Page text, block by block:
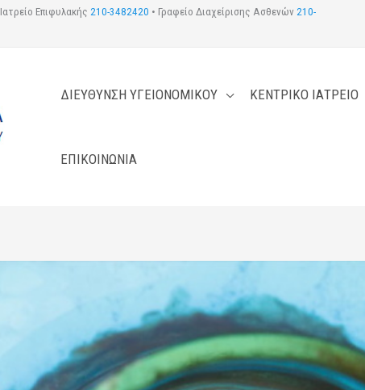
Ιατρείο Επιφυλακής210-3482420 • Γραφείο Διαχείρισης Ασθενών210-
ΔΙΕΥΘΥΝΣΗ ΥΓΕΙΟΝΟΜΙΚΟΥ ΚΕΝΤΡΙΚΟ ΙΑΤΡΕΙΟ
ΕΠΙΚΟΙΝΩΝΙΑ